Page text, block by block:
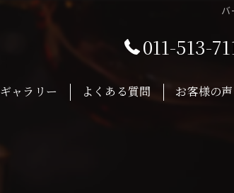
バ
011-513-
ギャラリー よくある質問 お客様の声